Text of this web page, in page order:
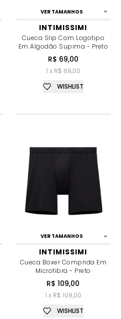
VER TAMANHOS
INTIMISSIMI
Cueca Slip Com Logotipo
Em Algodão Supima - Preto
R$ 69,00
1 x R$ 69,00
WISHLIST
VER TAMANHOS
INTIMISSIMI
Cueca Boxer Comprida Em
Microfibra - Preto
R$ 109,00
1 x R$ 109,00
WISHLIST